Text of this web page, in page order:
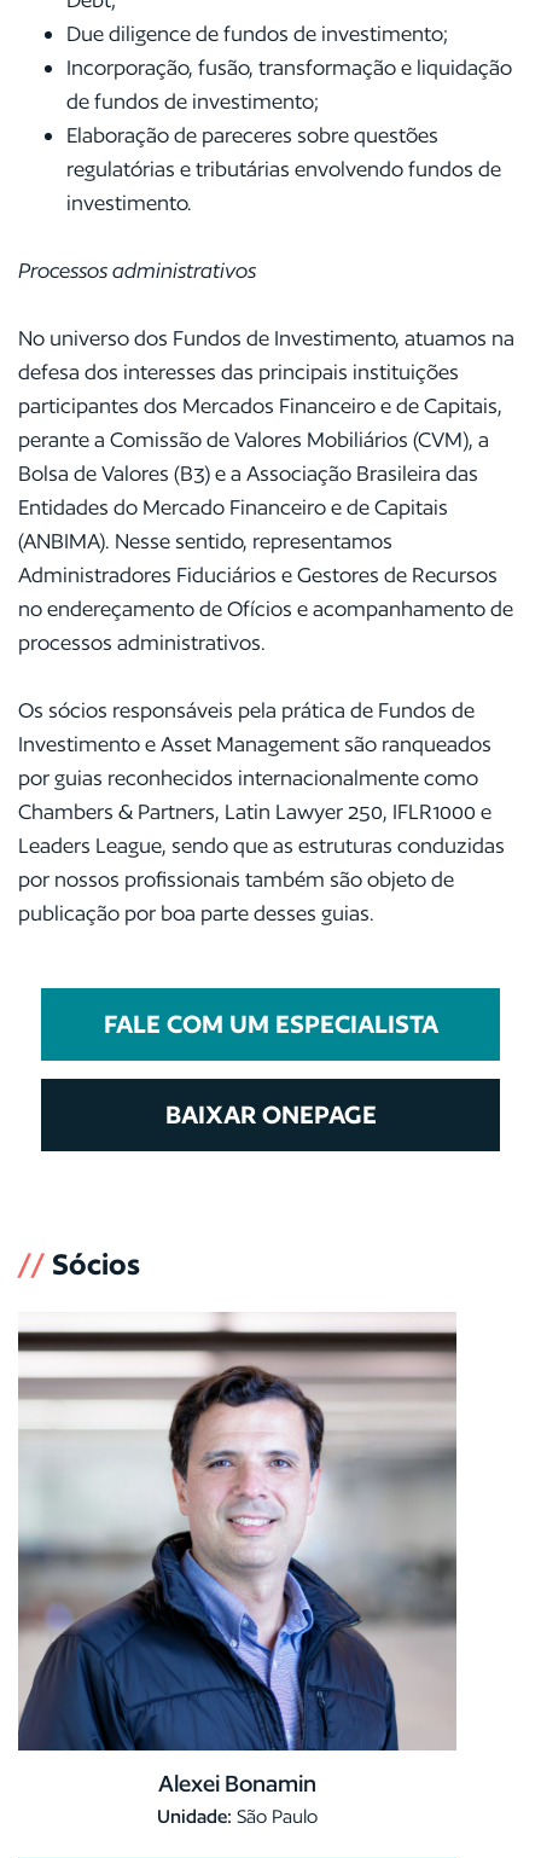
Due diligence de fundos de investimento;
Incorporação, fusão, transformação e liquidação
de fundos de investimento;
Elaboração de pareceres sobre questões
regulatórias e tributárias envolvendo fundos de
investimento.
Processos administrativos
No universo dos Fundos de Investimento, atuamos na
defesa dos interesses das principais instituições
participantes dos Mercados Financeiro e de Capitais,
perante a Comissão de Valores Mobiliários (CVM), a
Bolsa de Valores (B3) e a Associação Brasileira das
Entidades do Mercado Financeiro e de Capitais
(ANBIMA). Nesse sentido, representamos
Administradores Fiduciários e Gestores de Recursos
no endereçamento de Ofícios e acompanhamento de
processos administrativos.
Os sócios responsáveis pela prática de Fundos de
Investimento e Asset Management são ranqueados
por guias reconhecidos internacionalmente como
Chambers & Partners, Latin Lawyer 250, IFLR1000 e
Leaders League, sendo que as estruturas conduzidas
por nossos profissionais também são objeto de
publicação por boa parte desses guias.
FALE COM UM ESPECIALISTA
BAIXAR ONEPAGE
// Sócios
Alexei Bonamin
Unidade: São Paulo